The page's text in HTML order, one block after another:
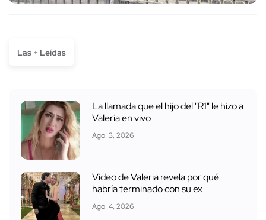
Las + Leídas
La llamada que el hijo del "R1" le hizo a
Valeria en vivo
Ago. 3, 2026
Video de Valeria revela por qué
habría terminado con su ex
Ago. 4, 2026